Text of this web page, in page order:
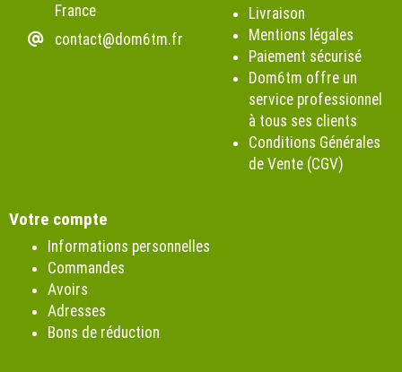
France
contact@dom6tm.fr
Livraison
Mentions légales
Paiement sécurisé
Dom6tm offre un
service professionnel
à tous ses clients
Conditions Générales
de Vente (CGV)
Votre compte
Informations personnelles
Commandes
Avoirs
Adresses
Bons de réduction